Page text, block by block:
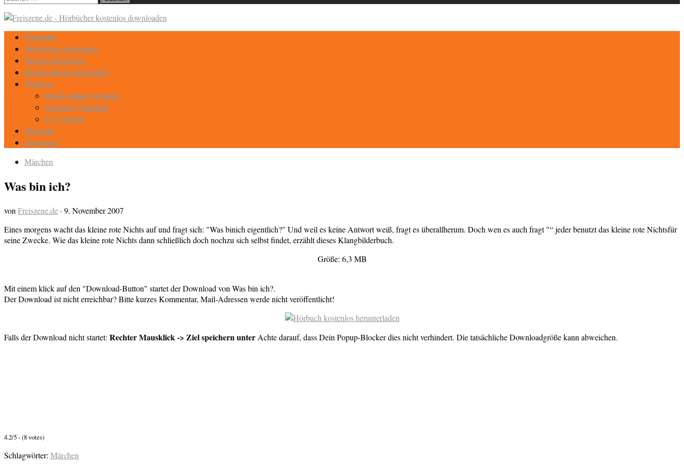
Startseite
Hörbücher Kostenlos
eBooks Kostenlos
Kindle eBooks Kostenlos
Weiteres
Radio online Streams
Youtube Channels
TV / Serien
Magazin
Eintragen
Märchen
Was bin ich?
von Freiszene.de · 9. November 2007
Eines morgens wacht das kleine rote Nichts auf und fragt sich: "Was binich eigentlich?" Und weil es keine Antwort weiß, fragt es überallherum. Doch wen es auch fragt "“ jeder benutzt das kleine rote Nichtsfür
seine Zwecke. Wie das kleine rote Nichts dann schließlich doch nochzu sich selbst findet, erzählt dieses Klangbilderbuch.
Größe: 6,3 MB
Mit einem klick auf den "Download-Button" startet der Download von Was bin ich?.
Der Download ist nicht erreichbar? Bitte kurzes Kommentar, Mail-Adressen werde nicht veröffentlicht!
Falls der Download nicht startet: Rechter Mausklick -> Ziel speichern unter Achte darauf, dass Dein Popup-Blocker dies nicht verhindert. Die tatsächliche Downloadgröße kann abweichen.
4.2/5 - (8 votes)
Schlagwörter: Märchen